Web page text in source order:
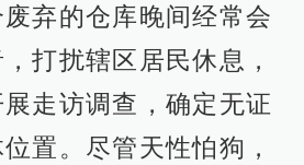
弃的仓库晚间经常会
打扰辖区居民休息，
走访调查，确定无证
置。尽管天性怕狗，